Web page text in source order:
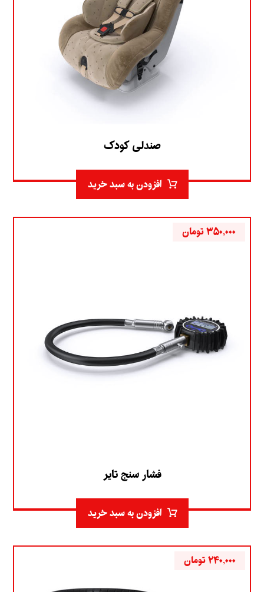
صندلی کودک
افزودن به سبد خرید
فشار سنج تایر
۳۵۰,۰۰۰تومان
افزودن به سبد خرید
۲۴۰,۰۰۰تومان